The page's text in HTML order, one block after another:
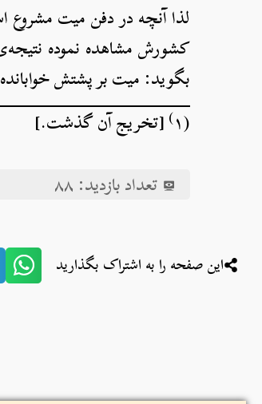
لذا آنچه در دفن میت مشروع
کشورش مشاهده نموده
بگوید: میت بر پشتش
(۱ ) [تخریج آن گذشت.]
تعداد بازدید: ۸۸
این صفحه را به اشتراک بگذارید